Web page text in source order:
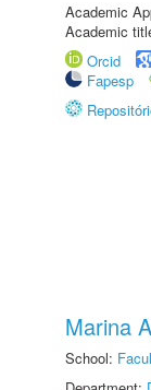
Academic
Academic
Orcid
Fapesp
Marina
School: